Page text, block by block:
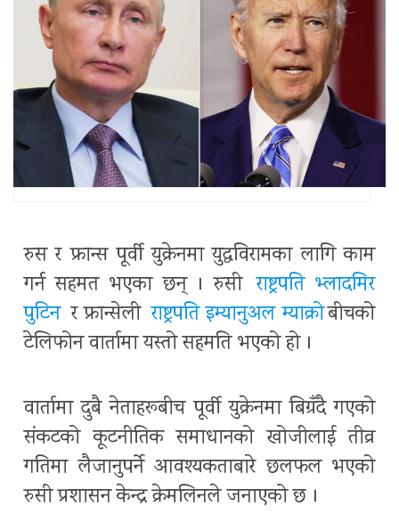
रुस र फ्रान्स पूर्वी युक्रेनमा युद्धविरामका लागि काम
गर्न सहमत भएका छन् । रुसी राष्ट्रपति भ्लादमिर
पुटिन र फ्रान्सेली राष्ट्रपति इम्यानुअल म्याक्रोबीचको
टेलिफोन वार्तामा यस्तो सहमति भएको हो ।
वार्तामा दुबै नेताहरूबीच पूर्वी युक्रेनमा बिग्रँदै गएको
संकटको कूटनीतिक समाधानको खोजीलाई तीव्र
गतिमा लैजानुपर्ने आवश्यकताबारे छलफल भएको
रुसी प्रशासन केन्द्र क्रेमलिनले जनाएको छ ।